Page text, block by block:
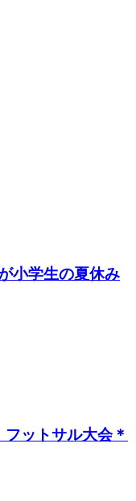
小学生の夏休み
ットサル大会＊